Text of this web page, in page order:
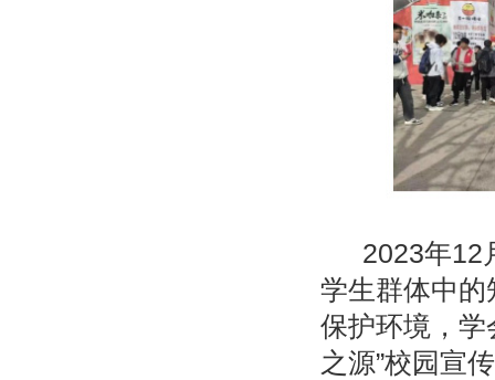
2023年12
学生群体中
保护环境，学
之源”校园宣